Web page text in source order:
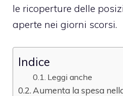
le ricoperture delle
aperte nei giorni scorsi.
Indice
Leggi anche
Aumenta la spesa